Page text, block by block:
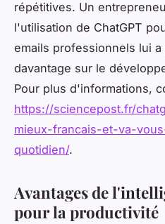
répétitives. Un
l'utilisation de ChatGPT
emails professionnels lui
davantage sur le
Pour plus d'informations,
https://sciencepost.fr/
mieux-francais-et-va-
quotidien/.
Avantages de
pour la productivité